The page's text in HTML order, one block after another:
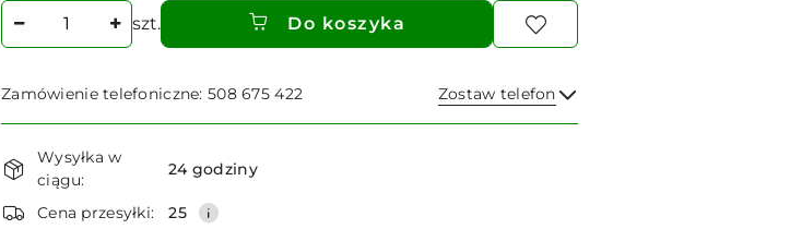
Ilość
szt. Do koszyka
Zamówienie telefoniczne: 508 675 422 Zostaw telefon
Wyślij
Dostępność
i
dostawa
Wysyłka w
ciągu:
24 godziny
Cena przesyłki: 25